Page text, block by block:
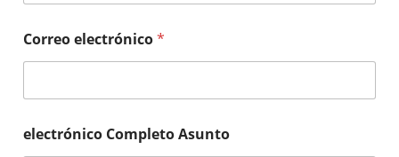
Correo electrónico*
electrónico Completo Asunto